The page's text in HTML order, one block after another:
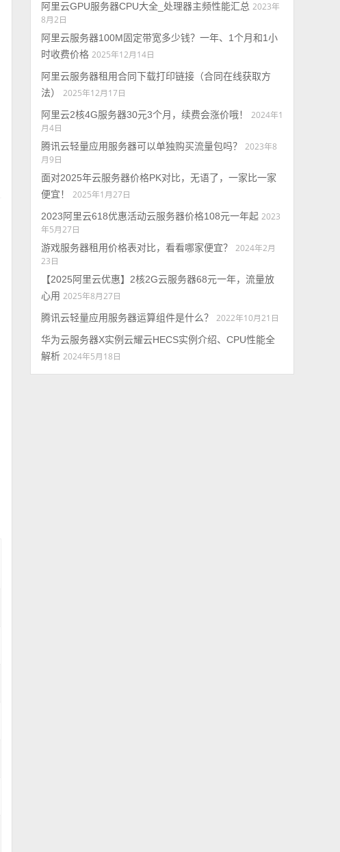
阿里云GPU服务器CPU大全_处理器主频性能汇总 2023年
8月2日
阿里云服务器100M固定带宽多少钱？一年、1个月和1小
时收费价格 2025年12月14日
阿里云服务器租用合同下载打印链接（合同在线获取方
法）
2025年12月17日
阿里云2核4G服务器30元3个月，续费会涨价哦！
2024年1
月4日
腾讯云轻量应用服务器可以单独购买流量包吗？
2023年8
月9日
面对2025年云服务器价格PK对比，无语了，一家比一家
便宜！
2025年1月27日
2023阿里云618优惠活动云服务器价格108元一年起 2023
年5月27日
游戏服务器租用价格表对比，看看哪家便宜？
2024年2月
23日
【2025阿里云优惠】2核2G云服务器68元一年，流量放
心用 2025年8月27日
腾讯云轻量应用服务器运算组件是什么？
2022年10月21日
华为云服务器X实例云耀云HECS实例介绍、CPU性能全
解析 2024年5月18日